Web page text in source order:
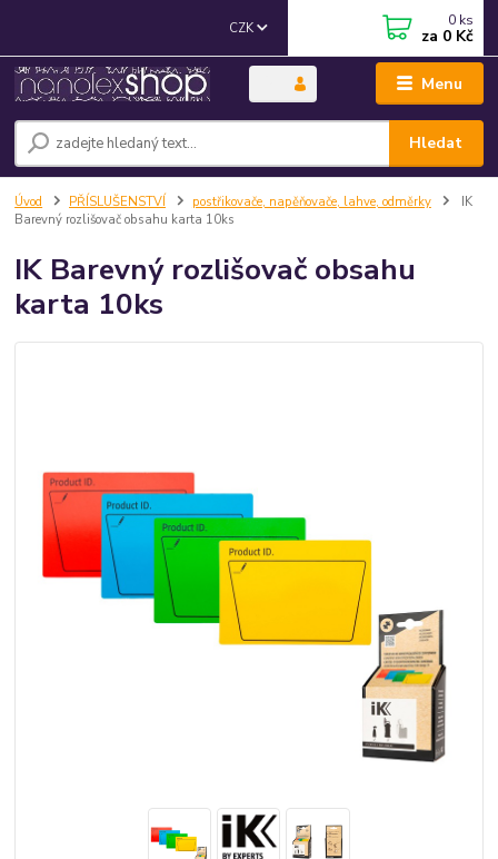
Menu
CZK
Hledat
0 ks
za 0 Kč
Úvod PŘÍSLUŠENSTVÍ postřikovače, napěňovače, lahve, odměrky
IK
Barevný rozlišovač obsahu karta 10ks
IK Barevný rozlišovač obsahu
karta 10ks